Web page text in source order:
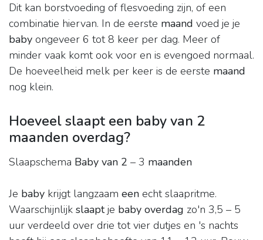
Dit kan borstvoeding of flesvoeding zijn, of een
combinatie hiervan. In de eerste maand voed je je
baby ongeveer 6 tot 8 keer per dag. Meer of
minder vaak komt ook voor en is evengoed normaal.
De hoeveelheid melk per keer is de eerste maand
nog klein.
Hoeveel slaapt een baby van 2
maanden overdag?
Slaapschema Baby van 2 – 3 maanden
Je baby krijgt langzaam een echt slaapritme.
Waarschijnlijk slaaptje baby overdag zo'n 3,5 – 5
uur verdeeld over drie tot vier dutjes en 's nachts